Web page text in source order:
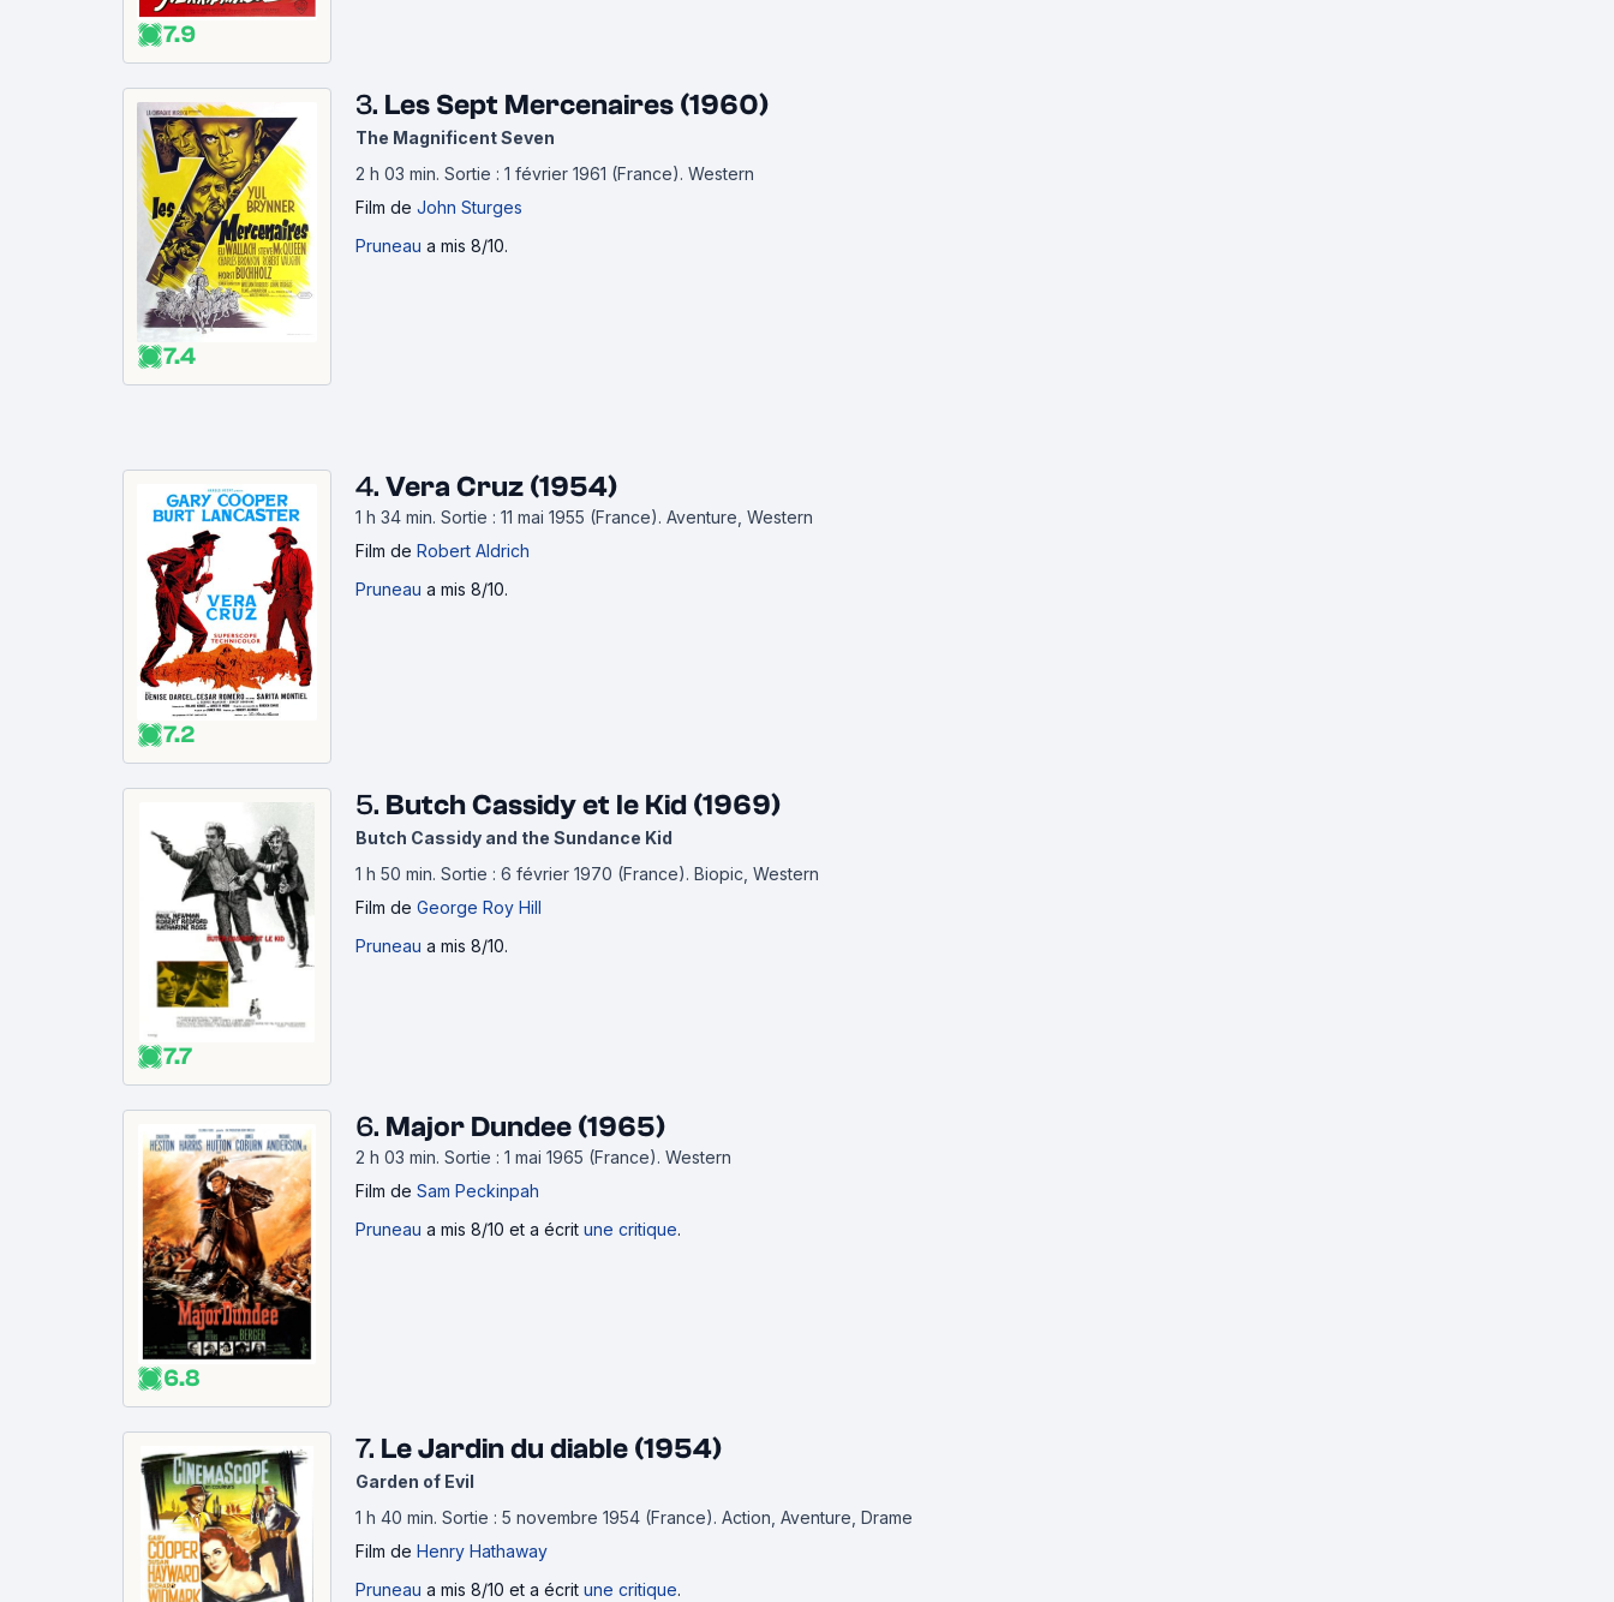
7.9
7.4
3. Les Sept Mercenaires (1960)
The Magnificent Seven
2 h 03 min. Sortie : 1 février 1961 (France). Western
Film de John Sturges
Pruneau a mis 8/10.
7.2
4. Vera Cruz (1954)
1 h 34 min. Sortie : 11 mai 1955 (France). Aventure, Western
Film de Robert Aldrich
Pruneau a mis 8/10.
7.7
5. Butch Cassidy et le Kid (1969)
Butch Cassidy and the Sundance Kid
1 h 50 min. Sortie : 6 février 1970 (France). Biopic, Western
Film de George Roy Hill
Pruneau a mis 8/10.
6.8
6. Major Dundee (1965)
2 h 03 min. Sortie : 1 mai 1965 (France). Western
Film de Sam Peckinpah
Pruneau a mis 8/10 et a écrit une critique.
7. Le Jardin du diable (1954)
Garden of Evil
1 h 40 min. Sortie : 5 novembre 1954 (France). Action, Aventure, Drame
Film de Henry Hathaway
Pruneau a mis 8/10 et a écrit une critique.